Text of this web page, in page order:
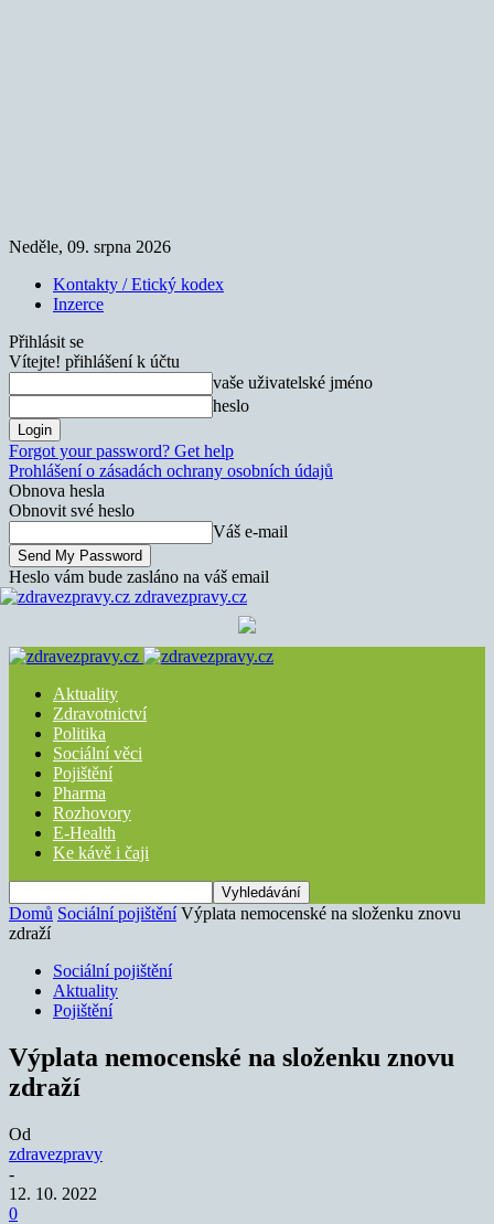
Neděle, 09. srpna 2026
Kontakty / Etický kodex
Inzerce
Přihlásit se
Vítejte! přihlášení k účtu
vaše uživatelské jméno
heslo
Forgot your password? Get help
Prohlášení o zásadách ochrany osobních údajů
Obnova hesla
Obnovit své heslo
Váš e-mail
Heslo vám bude zasláno na váš email
zdravezpravy.cz
Aktuality
Zdravotnictví
Politika
Sociální věci
Pojištění
Pharma
Rozhovory
E-Health
Ke kávě i čaji
Domů Sociální pojištění Výplata nemocenské na složenku znovu
zdraží
Sociální pojištění
Aktuality
Pojištění
Výplata nemocenské na složenku znovu
zdraží
Od
zdravezpravy
-
12. 10. 2022
0